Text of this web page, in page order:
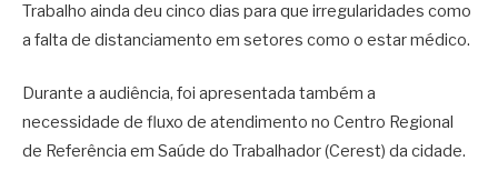
Trabalho ainda deu cinco dias para que irregularidades como
a falta de distanciamento em setores como o estar médico.
Durante a audiência, foi apresentada também a
necessidade de fluxo de atendimento no Centro Regional
de Referência em Saúde do Trabalhador (Cerest) da cidade.